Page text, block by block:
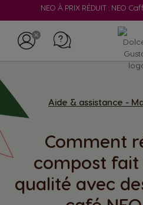
NEO À PRIX RÉDUIT : NEO
Aide & assistance -
Comment
compost fait
qualité avec